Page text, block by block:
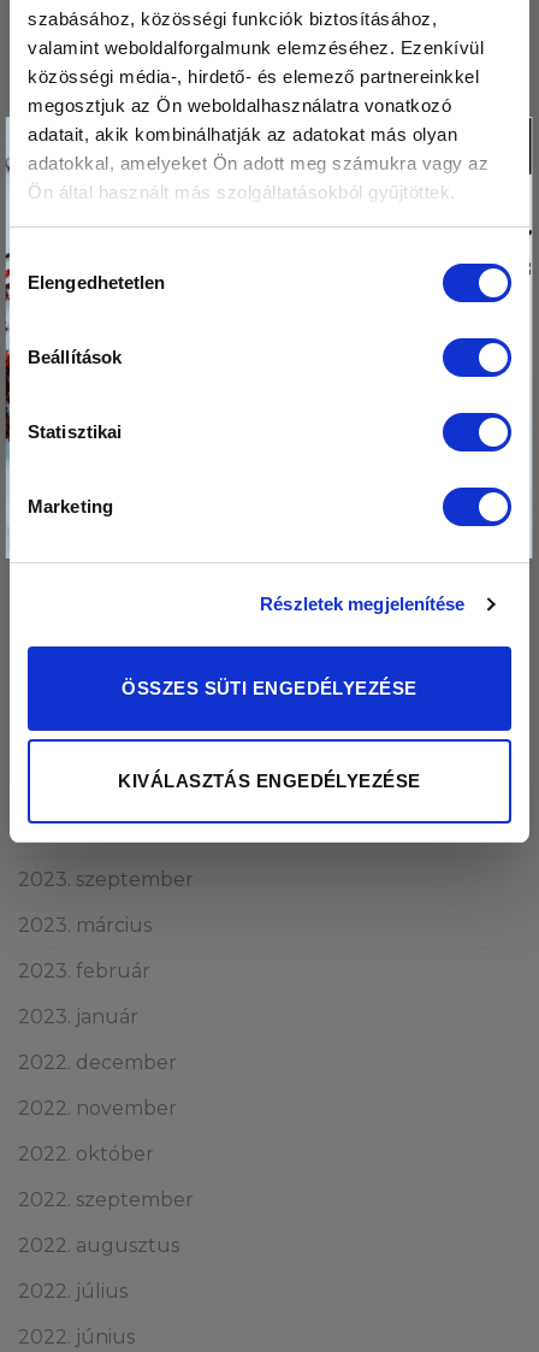
szabásához, közösségi funkciók biztosításához,
valamint weboldalforgalmunk elemzéséhez. Ezenkívül
közösségi média-, hirdető- és elemező partnereinkkel
megosztjuk az Ön weboldalhasználatra vonatkozó
adatait, akik kombinálhatják az adatokat más olyan
adatokkal, amelyeket Ön adott meg számukra vagy az
Ön által használt más szolgáltatásokból gyűjtöttek.
Hozzájárulás
kiválasztása
Elengedhetetlen
Beállítások
Statisztikai
Marketing
Részletek megjelenítése
ÖSSZES SÜTI ENGEDÉLYEZÉSE
KIVÁLASZTÁS ENGEDÉLYEZÉSE
2026. január
2025. december
2025. november
2025. október
2025. szeptember
2025. május
2025. február
2024. november
2024. október
2024. május
2024. április
2024. március
2024. január
2023. szeptember
2023. március
2023. február
2023. január
2022. december
2022. november
2022. október
2022. szeptember
2022. augusztus
2022. július
2022. június
Tedd a kosaradba
nehogy itt
felejtsd!
Köszönjük,hogy
olvasod a blogunkat!
Ezért
megajándékozunk egy
kis csomag hibiszkusz
virág teával!